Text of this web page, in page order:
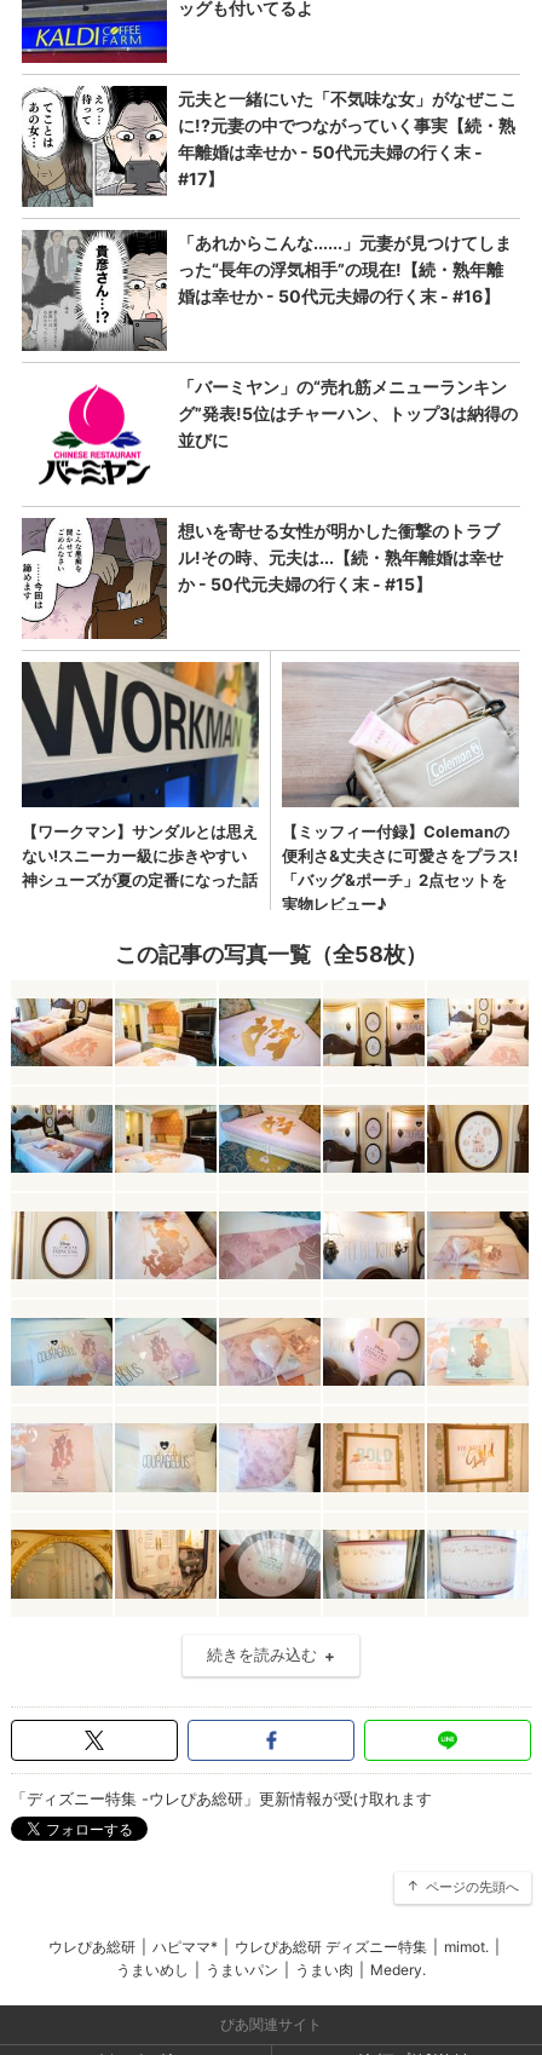
この記事の写真一覧（全58枚）
続きを読み込む
「ディズニー特集 -ウレぴあ総研」更新情報が受け取れます
ページの先頭へ
ウレぴあ総研 ハピママ* ウレぴあ総研 ディズニー特集 mimot.
うまいめし
うまいパン うまい肉 Medery.
ぴあ関連サイト